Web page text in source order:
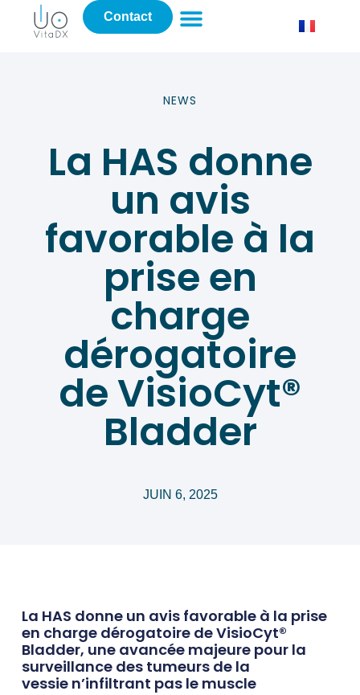
Contact
NEWS
La HAS donne
un avis
favorable à la
prise en
charge
dérogatoire
de VisioCyt®
Bladder
JUIN 6, 2025
La HAS donne un avis favorable à la prise
en charge dérogatoire de VisioCyt®
Bladder, une avancée majeure pour la
surveillance des tumeurs de la
vessie n’infiltrant pas le muscle